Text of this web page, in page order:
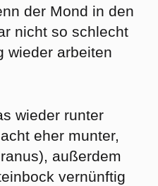
der Mond in den
nicht so schlecht
wieder arbeiten
wieder runter
eher munter,
außerdem
vernünftig